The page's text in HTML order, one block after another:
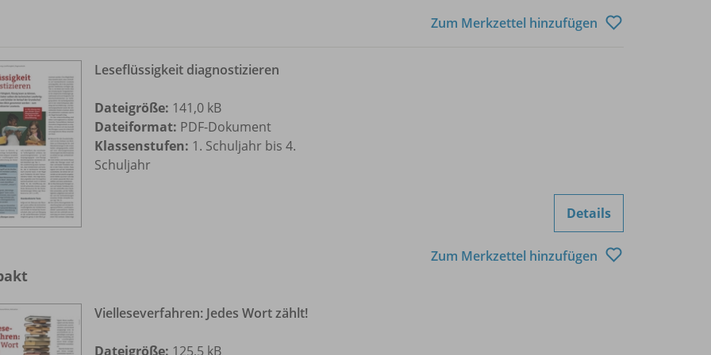
Zum Merkzettel hinzufügen
Leseflüssigkeit diagnostizieren
Dateigröße: 141,0 kB
Dateiformat: PDF-Dokument
Klassenstufen: 1. Schuljahr bis 4.
Schuljahr
Details
Zum Merkzettel hinzufügen
Vielleseverfahren: Jedes Wort zählt!
Dateigröße: 125,5 kB